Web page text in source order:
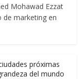
Mohawad Ezzat
de marketing en
próximas
del mundo